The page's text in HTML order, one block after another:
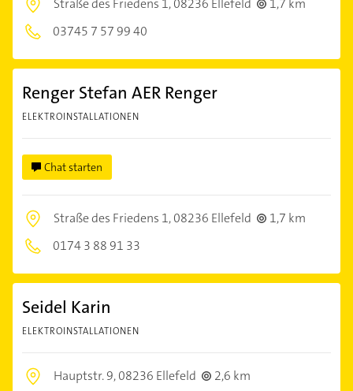
Straße des Friedens 1,08236 Ellefeld
1,7 km
03745 7 57 99 40
Renger Stefan AER Renger
ELEKTROINSTALLATIONEN
Chat starten
Straße des Friedens 1,08236 Ellefeld
1,7 km
0174 3 88 91 33
Seidel Karin
ELEKTROINSTALLATIONEN
Hauptstr. 9,08236 Ellefeld
2,6 km